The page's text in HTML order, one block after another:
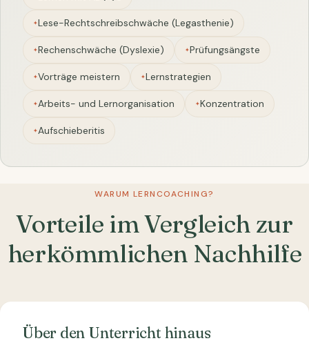
Lese-Rechtschreibschwäche (Legasthenie)
Rechenschwäche (Dyslexie) Prüfungsängste
Vorträge meistern Lernstrategien
Arbeits- und Lernorganisation Konzentration
Aufschieberitis
WARUM LERNCOACHING?
Vorteile im Vergleich zur
herkömmlichen Nachhilfe
Über den Unterricht hinaus